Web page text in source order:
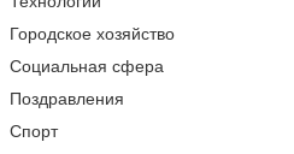
Городское хозяйство
Социальная сфера
Поздравления
Спорт